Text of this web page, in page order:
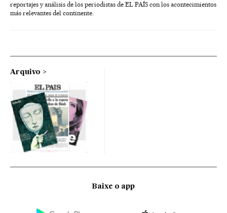
reportajes y análisis de los periodistas de EL PAÍS con los acontecimientos
más relevantes del continente.
Arquivo
Baixe o app